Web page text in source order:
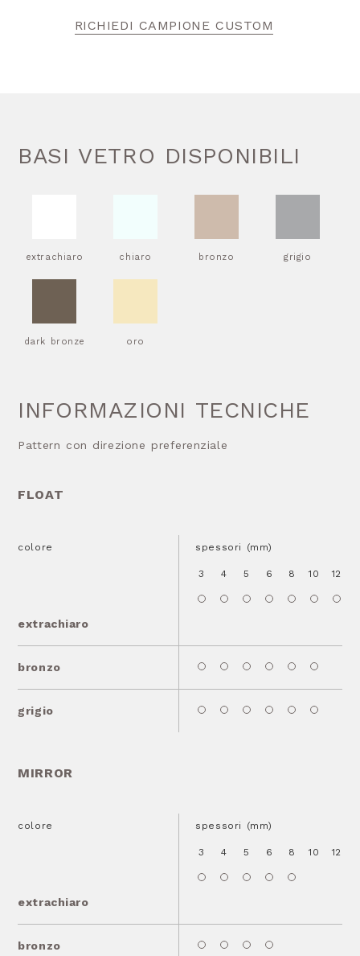
RICHIEDI CAMPIONE CUSTOM
BASI VETRO DISPONIBILI
extrachiaro chiaro bronzo grigio
dark bronze oro
INFORMAZIONI TECNICHE
Pattern con direzione preferenziale
FLOAT
colore
extrachiaro
spessori (mm)
3 4 5 6 8 10 12
bronzo
grigio
MIRROR
colore
extrachiaro
spessori (mm)
3 4 5 6 8 10 12
bronzo